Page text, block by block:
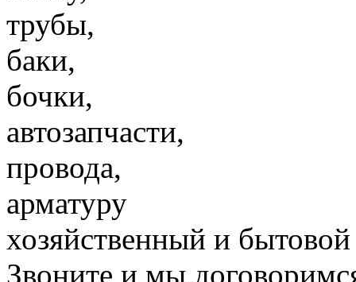
трубы,
баки,
бочки,
автозапчасти,
провода,
арматуру
хозяйственный и
Звоните и мы